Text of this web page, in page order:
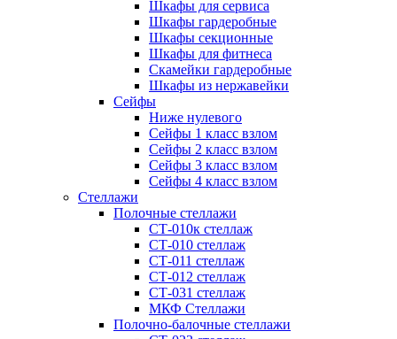
Шкафы для сервиса
Шкафы гардеробные
Шкафы секционные
Шкафы для фитнеса
Скамейки гардеробные
Шкафы из нержавейки
Сейфы
Ниже нулевого
Сейфы 1 класс взлом
Сейфы 2 класс взлом
Сейфы 3 класс взлом
Сейфы 4 класс взлом
Стеллажи
Полочные стеллажи
СТ-010к стеллаж
СТ-010 стеллаж
СТ-011 стеллаж
СТ-012 стеллаж
СТ-031 стеллаж
МКФ Стеллажи
Полочно-балочные стеллажи